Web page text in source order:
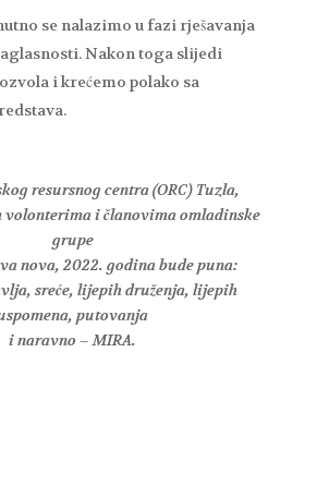
se nalazimo u fazi rješavanja
Nakon toga slijedi
i krećemo polako sa
resursnog centra (ORC) Tuzla,
volonterima i članovima omladinske
grupe
nova, 2022. godina bude puna:
sreće, lijepih druženja, lijepih
putovanja
i naravno – MIRA.